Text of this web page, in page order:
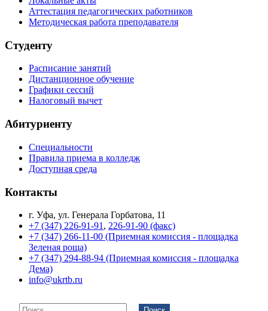
Аттестация педагогических работников
Методическая работа преподавателя
Студенту
Расписание занятий
Дистанционное обучение
Графики сессий
Налоговый вычет
Абитуриенту
Специальности
Правила приема в колледж
Доступная среда
Контакты
г. Уфа, ул. Генерала Горбатова, 11
+7 (347) 226-91-91 , 226-91-90 (факс)
+7 (347) 266-11-00 (Приемная комиссия - площадка
Зеленая роща)
+7 (347) 294-88-94 (Приемная комиссия - площадка
Дема)
info@ukrtb.ru